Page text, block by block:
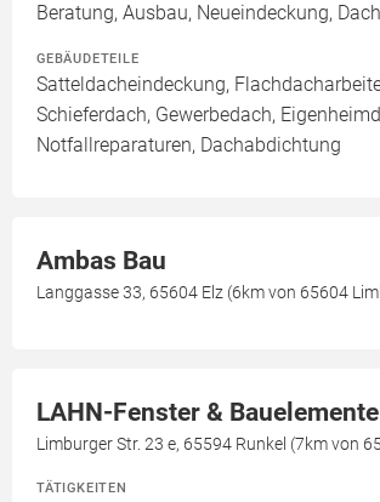
Beratung, Ausbau, Neueindeckung,
GEBÄUDETEILE
Satteldacheindeckung,
Schieferdach, Gewerbedach,
Notfallreparaturen, Dachabdichtung
Ambas Bau
Langgasse 33, 65604 Elz (6km von 65604
LAHN-Fenster & Bauelemente
Limburger Str. 23 e, 65594 Runkel (7km von
TÄTIGKEITEN